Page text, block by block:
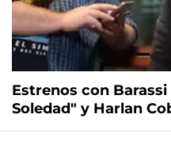
Estrenos con
Soledad" y Harlan